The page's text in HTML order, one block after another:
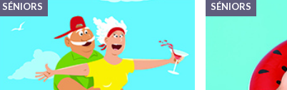
SÉNIORS SÉNIORS